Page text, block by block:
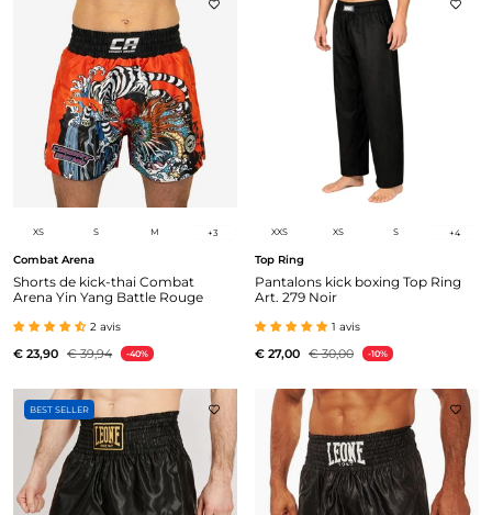
XS S M +3
Combat Arena
Shorts de kick-thai Combat
Arena Yin Yang Battle Rouge
2 avis
€ 23,90 € 39,94 -40%
XXS XS S +4
Top Ring
Pantalons kick boxing Top Ring
Art. 279 Noir
1 avis
€ 27,00 € 30,00 -10%
BEST SELLER